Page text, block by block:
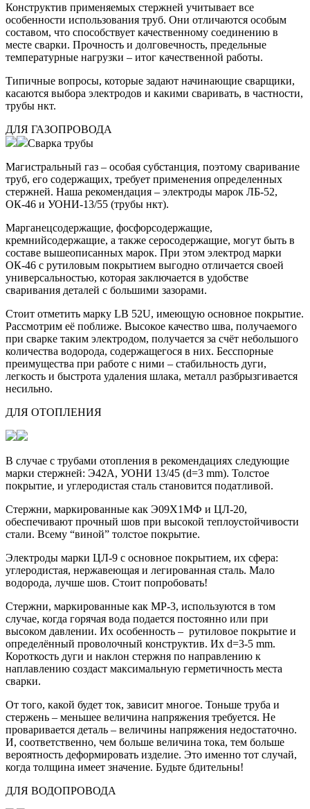
Конструктив применяемых стержней учитывает все
особенности использования труб. Они отличаются особым
составом, что способствует качественному соединению в
месте сварки. Прочность и долговечность, предельные
температурные нагрузки – итог качественной работы.
Типичные вопросы, которые задают начинающие сварщики,
касаются выбора электродов и какими сваривать, в частности,
трубы нкт.
ДЛЯ ГАЗОПРОВОДА
Сварка трубы
Магистральный газ – особая субстанция, поэтому сваривание
труб, его содержащих, требует применения определенных
стержней. Наша рекомендация – электроды марок ЛБ-52,
ОК-46 и УОНИ-13/55 (трубы нкт).
Марганецсодержащие, фосфорсодержащие,
кремнийсодержащие, а также серосодержащие, могут быть в
составе вышеописанных марок. При этом электрод марки
ОК-46 с рутиловым покрытием выгодно отличается своей
универсальностью, которая заключается в удобстве
сваривания деталей с большими зазорами.
Стоит отметить марку LB 52U, имеющую основное покрытие.
Рассмотрим её поближе. Высокое качество шва, получаемого
при сварке таким электродом, получается за счёт небольшого
количества водорода, содержащегося в них. Бесспорные
преимущества при работе с ними – стабильность дуги,
легкость и быстрота удаления шлака, металл разбрызгивается
несильно.
ДЛЯ ОТОПЛЕНИЯ
В случае с трубами отопления в рекомендациях следующие
марки стержней: Э42А, УОНИ 13/45 (d=3 mm). Толстое
покрытие, и углеродистая сталь становится податливой.
Стержни, маркированные как Э09Х1МФ и ЦЛ-20,
обеспечивают прочный шов при высокой теплоустойчивости
стали. Всему “виной” толстое покрытие.
Электроды марки ЦЛ-9 с основное покрытием, их сфера:
углеродистая, нержавеющая и легированная сталь. Мало
водорода, лучше шов. Стоит попробовать!
Стержни, маркированные как МР-3, используются в том
случае, когда горячая вода подается постоянно или при
высоком давлении. Их особенность – рутиловое покрытие и
определённый проволочный конструктив. Их d=3-5 mm.
Короткость дуги и наклон стержня по направлению к
наплавлению создаст максимальную герметичность места
сварки.
От того, какой будет ток, зависит многое. Тоньше труба и
стержень – меньшее величина напряжения требуется. Не
проваривается деталь – величины напряжения недостаточно.
И, соответственно, чем больше величина тока, тем больше
вероятность деформировать изделие. Это именно тот случай,
когда толщина имеет значение. Будьте бдительны!
ДЛЯ ВОДОПРОВОДА